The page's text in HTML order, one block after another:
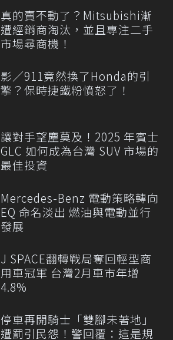
真的賣不動了？Mitsubishi漸
遭經銷商淘汰，並且專注二手
市場尋商機！
影／911竟然換了Honda的引
擎？保時捷鐵粉憤怒了！
讓對手望塵莫及！2025 年賓士
GLC 如何成為台灣 SUV 市場的
最佳投資
Mercedes-Benz 電動策略轉向
EQ 命名淡出 燃油與電動並行
發展
J SPACE翻轉戰局奪回輕型商
用車冠軍 台灣2月車市年增
4.8%
停車再開騎士「雙腳未著地」
遭罰引民怨！警回覆：這是規